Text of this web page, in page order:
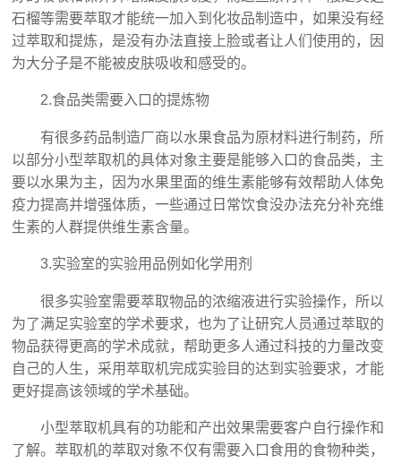
石榴等需要萃取才能统一加入到化妆品制造中，如果没有经
过萃取和提炼，是没有办法直接上脸或者让人们使用的，因
为大分子是不能被皮肤吸收和感受的。
2.食品类需要入口的提炼物
有很多药品制造厂商以水果食品为原材料进行制药，所
以部分小型萃取机‍的具体对象主要是能够入口的食品类，主
要以水果为主，因为水果里面的维生素能够有效帮助人体免
疫力提高并增强体质，一些通过日常饮食没办法充分补充维
生素的人群提供维生素含量。
3.实验室的实验用品例如化学用剂
很多实验室需要萃取物品的浓缩液进行实验操作，所以
为了满足实验室的学术要求，也为了让研究人员通过萃取的
物品获得更高的学术成就，帮助更多人通过科技的力量改变
自己的人生，采用萃取机完成实验目的达到实验要求，才能
更好提高该领域的学术基础。
小型萃取机‍具有的功能和产出效果需要客户自行操作和
了解。萃取机的萃取对象不仅有需要入口食用的食物种类，